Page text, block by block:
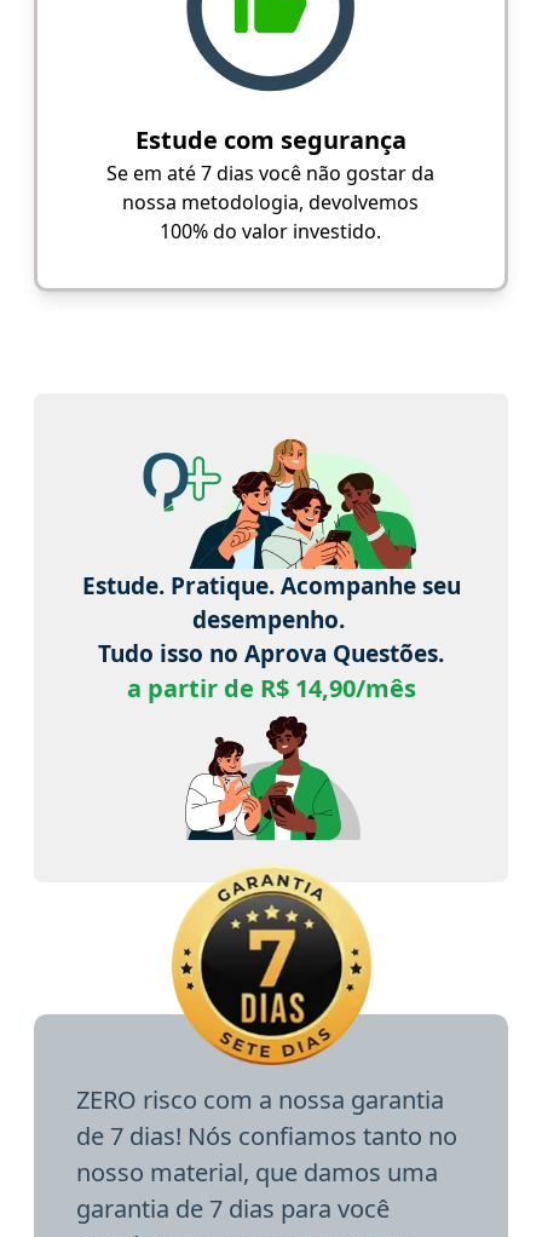
Estude com segurança
Se em até 7 dias você não gostar da
nossa metodologia, devolvemos
100% do valor investido.
Estude. Pratique. Acompanhe seu
desempenho.
Tudo isso no Aprova Questões.
a partir de R$ 14,90/mês
ZERO risco com a nossa garantia
de 7 dias! Nós confiamos tanto no
nosso material, que damos uma
garantia de 7 dias para você